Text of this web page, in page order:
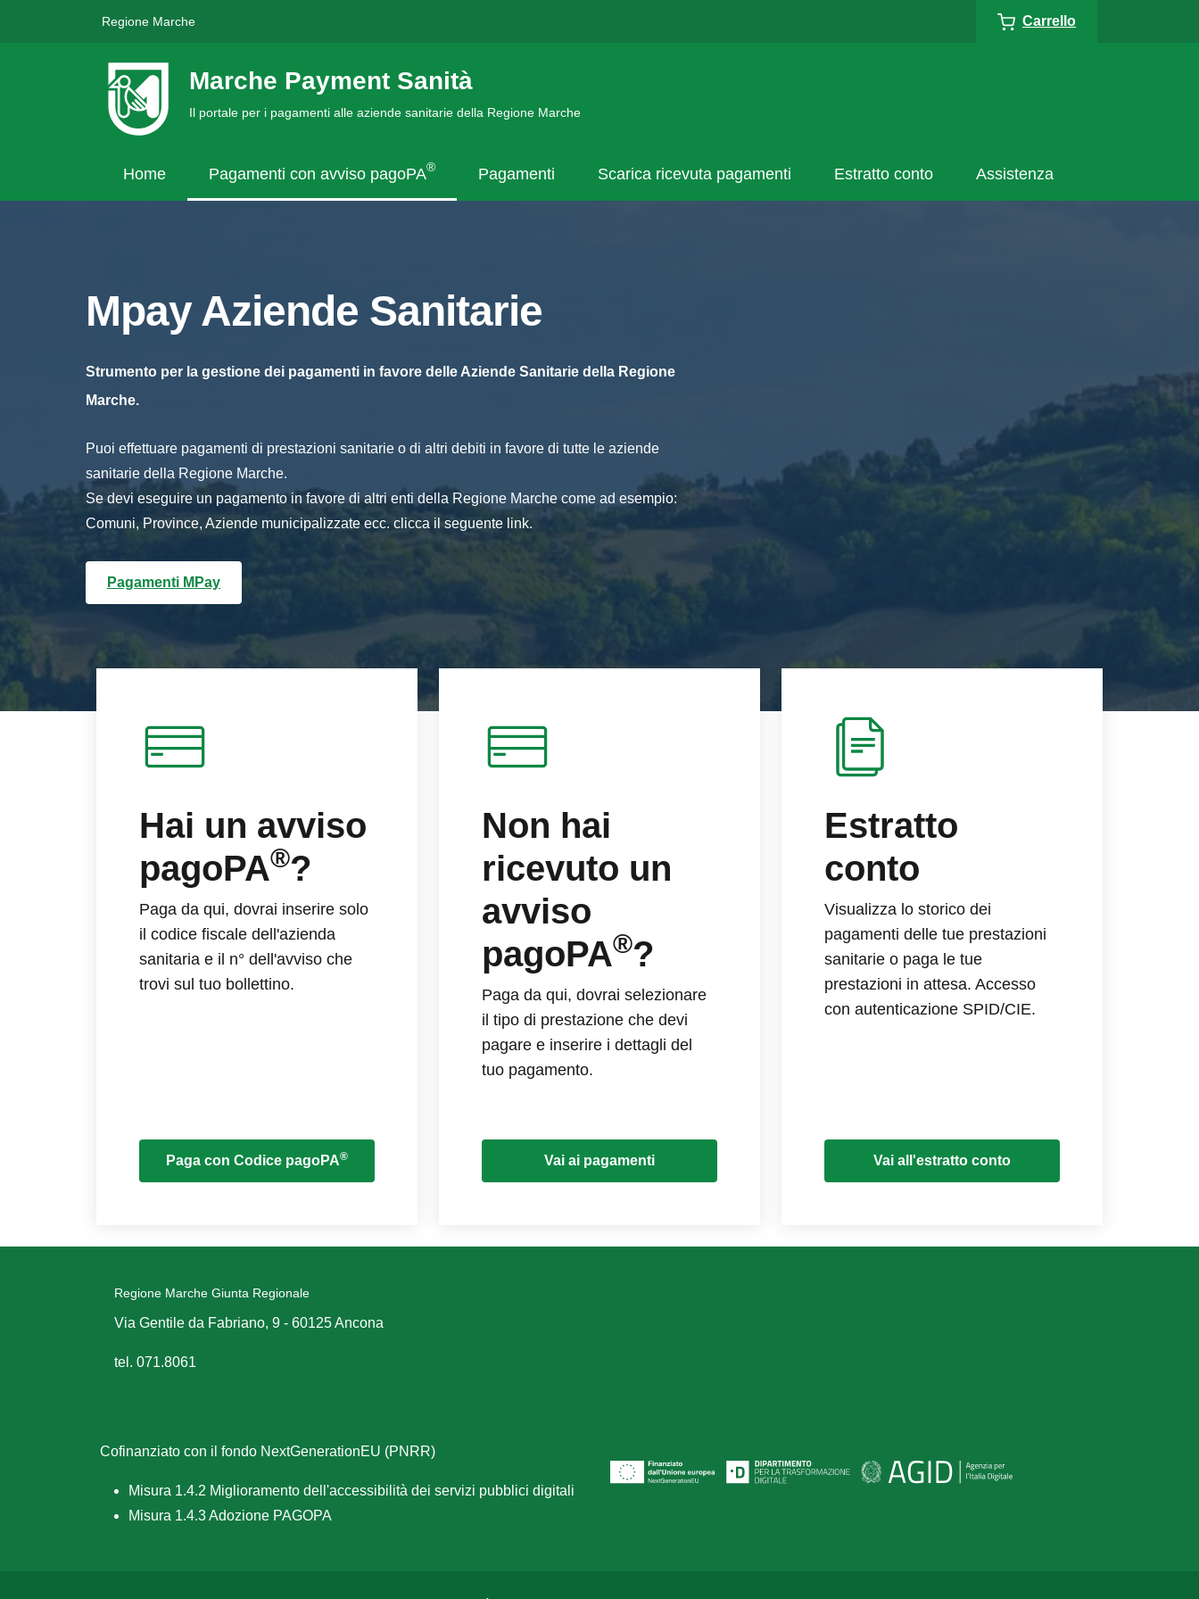
Regione Marche Carrello
Marche Payment Sanità
Il portale per i pagamenti alle aziende sanitarie della Regione Marche
Home Pagamenti con avviso pagoPA® Pagamenti Scarica ricevuta pagamenti Estratto conto Assistenza
Mpay Aziende Sanitarie
Strumento per la gestione dei pagamenti in favore delle Aziende Sanitarie della Regione
Marche.
Puoi effettuare pagamenti di prestazioni sanitarie o di altri debiti in favore di tutte le aziende
sanitarie della Regione Marche.
Se devi eseguire un pagamento in favore di altri enti della Regione Marche come ad esempio:
Comuni, Province, Aziende municipalizzate ecc. clicca il seguente link.
Pagamenti MPay
Hai un avviso
pagoPA®?
Paga da qui, dovrai inserire solo
il codice fiscale dell'azienda
sanitaria e il n° dell'avviso che
trovi sul tuo bollettino.
Paga con Codice pagoPA®
Non hai
ricevuto un
avviso
pagoPA®?
Paga da qui, dovrai selezionare
il tipo di prestazione che devi
pagare e inserire i dettagli del
tuo pagamento.
Vai ai pagamenti
Estratto
conto
Visualizza lo storico dei
pagamenti delle tue prestazioni
sanitarie o paga le tue
prestazioni in attesa. Accesso
con autenticazione SPID/CIE.
Vai all'estratto conto
Regione Marche Giunta Regionale
Via Gentile da Fabriano, 9 - 60125 Ancona
tel. 071.8061
Cofinanziato con il fondo NextGenerationEU (PNRR)
Misura 1.4.2 Miglioramento dell'accessibilità dei servizi pubblici digitali
Misura 1.4.3 Adozione PAGOPA